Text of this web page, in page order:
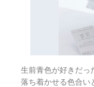
生前青色が好きだっ
落ち着かせる色合い